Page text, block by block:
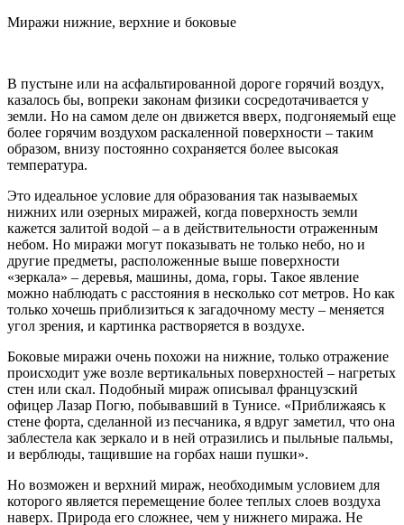
Миражи нижние, верхние и боковые
В пустыне или на асфальтированной дороге горячий воздух,
казалось бы, вопреки законам физики сосредотачивается у
земли. Но на самом деле он движется вверх, подгоняемый еще
более горячим воздухом раскаленной поверхности – таким
образом, внизу постоянно сохраняется более высокая
температура.
Это идеальное условие для образования так называемых
нижних или озерных миражей, когда поверхность земли
кажется залитой водой – а в действительности отраженным
небом. Но миражи могут показывать не только небо, но и
другие предметы, расположенные выше поверхности
«зеркала» – деревья, машины, дома, горы. Такое явление
можно наблюдать с расстояния в несколько сот метров. Но как
только хочешь приблизиться к загадочному месту – меняется
угол зрения, и картинка растворяется в воздухе.
Боковые миражи очень похожи на нижние, только отражение
происходит уже возле вертикальных поверхностей – нагретых
стен или скал. Подобный мираж описывал французский
офицер Лазар Погю, побывавший в Тунисе. «Приближаясь к
стене форта, сделанной из песчаника, я вдруг заметил, что она
заблестела как зеркало и в ней отразились и пыльные пальмы,
и верблюды, тащившие на горбах наши пушки».
Но возможен и верхний мираж, необходимым условием для
которого является перемещение более теплых слоев воздуха
наверх. Природа его сложнее, чем у нижнего миража. Не